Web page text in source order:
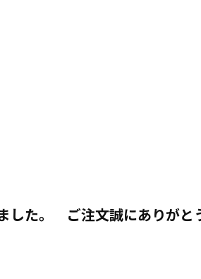
した。 ご注文誠にありがと